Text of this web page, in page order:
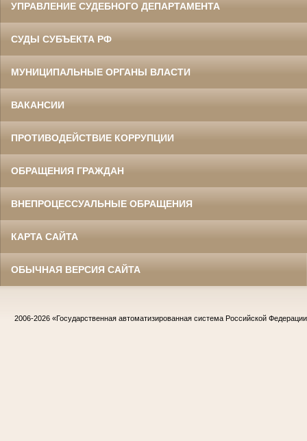
УПРАВЛЕНИЕ СУДЕБНОГО ДЕПАРТАМЕНТА
СУДЫ СУБЪЕКТА РФ
МУНИЦИПАЛЬНЫЕ ОРГАНЫ ВЛАСТИ
ВАКАНСИИ
ПРОТИВОДЕЙСТВИЕ КОРРУПЦИИ
ОБРАЩЕНИЯ ГРАЖДАН
ВНЕПРОЦЕССУАЛЬНЫЕ ОБРАЩЕНИЯ
КАРТА САЙТА
ОБЫЧНАЯ ВЕРСИЯ САЙТА
2006-2026 «Государственная автоматизированная система Российской